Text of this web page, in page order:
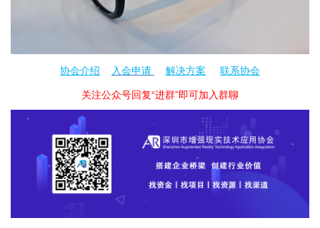
协会介绍 入会申请 解决方案
联系协会
关注公众号回复“进群”即可加入群聊